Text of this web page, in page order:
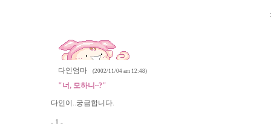
다인엄마 (2002/11/04 am 12:48)
"너, 모하니~?"
다인이..궁금합니다.
- 1 -